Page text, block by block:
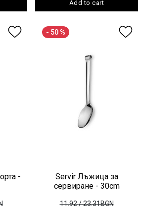
Add to cart
-
- 50 %
Servir Лъжица за
сервиране - 30cm
11.92/ 23.31BGN